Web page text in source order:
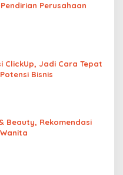
Perusahaan
ClickUp, Jadi Cara Tepat
Bisnis
Beauty, Rekomendasi